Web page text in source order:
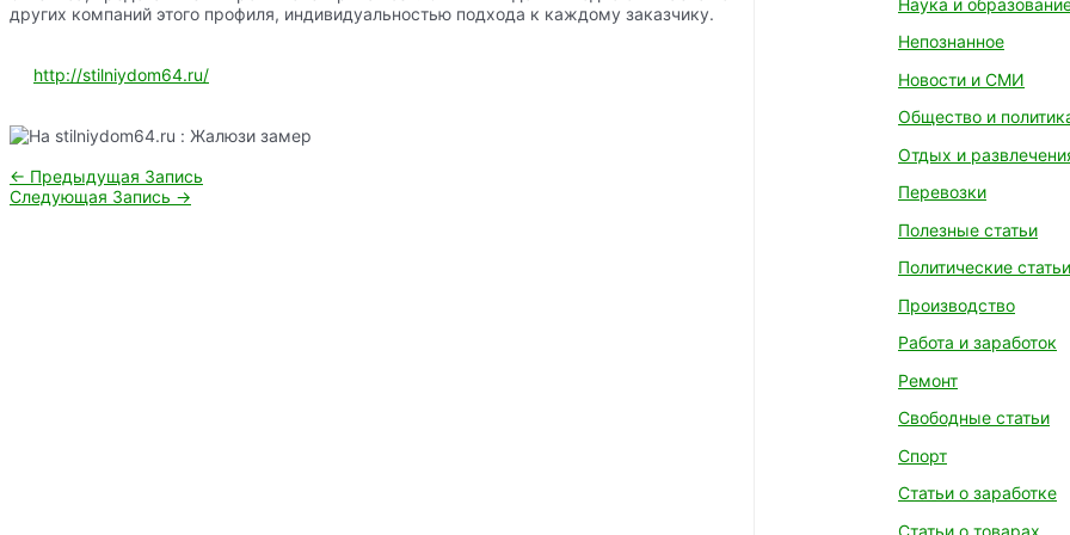
других компаний этого профиля, индивидуальностью подхода к каждому заказчику.
http://stilniydom64.ru/
Навигация
по
← Предыдущая Запись
Следующая Запись →
Непознанное
Новости и СМИ
Общество и
Отдых и
Перевозки
Полезные статьи
Политические статьи
Производство
Работа и заработок
Ремонт
Свободные статьи
Спорт
Статьи о заработке
Статьи о товарах